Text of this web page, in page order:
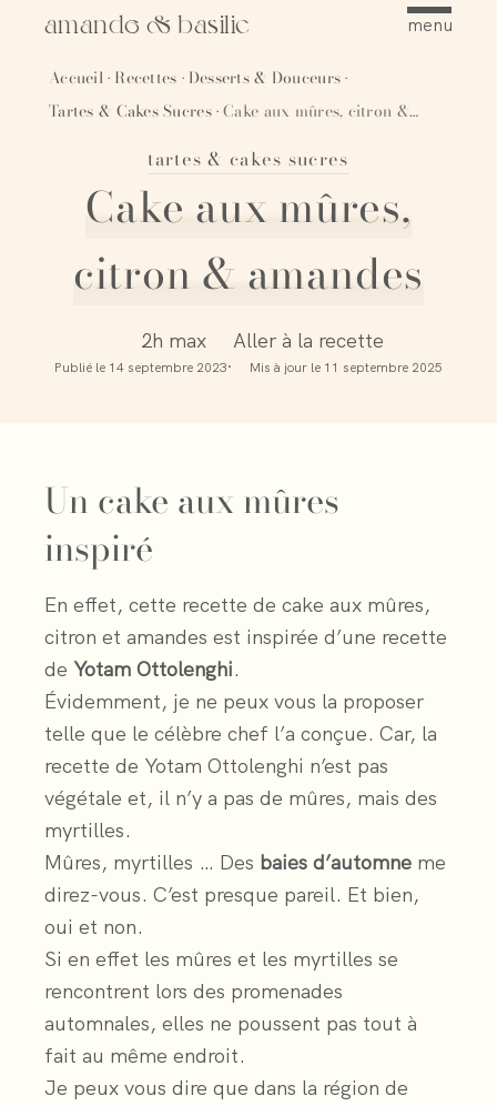
amande & basilic menu
Accueil · Recettes · Desserts & Douceurs ·
Tartes & Cakes Sucres · Cake aux mûres, citron & amandes
tartes & cakes sucres
Cake aux mûres,
citron & amandes
2h max Aller à la recette
Publié le 14 septembre 2023 Mis à jour le 11 septembre 2025
Un cake aux mûres
inspiré
En effet, cette recette de cake aux mûres,
citron et amandes est inspirée d’une recette
de Yotam Ottolenghi.
Évidemment, je ne peux vous la proposer
telle que le célèbre chef l’a conçue. Car, la
recette de Yotam Ottolenghi n’est pas
végétale et, il n’y a pas de mûres, mais des
myrtilles.
Mûres, myrtilles … Des baies d’automne me
direz-vous. C’est presque pareil. Et bien,
oui et non.
Si en effet les mûres et les myrtilles se
rencontrent lors des promenades
automnales, elles ne poussent pas tout à
fait au même endroit.
Je peux vous dire que dans la région de